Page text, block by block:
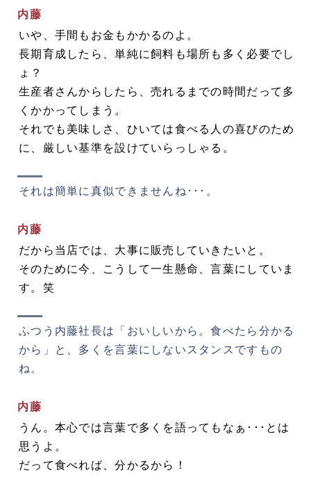
内藤
いや、手間もお金もかかるのよ。
長期育成したら、単純に飼料も場所も多く必要でし
ょ？
生産者さんからしたら、売れるまでの時間だって多
くかかってしまう。
それでも美味しさ、ひいては食べる人の喜びのため
に、厳しい基準を設けていらっしゃる。
それは簡単に真似できませんね･･･。
内藤
だから当店では、大事に販売していきたいと。
そのために今、こうして一生懸命、言葉にしていま
す。笑
ふつう内藤社長は「おいしいから。食べたら分かる
から」と、多くを言葉にしないスタンスですもの
ね。
内藤
うん。本心では言葉で多くを語ってもなぁ･･･とは
思うよ。
だって食べれば、分かるから！